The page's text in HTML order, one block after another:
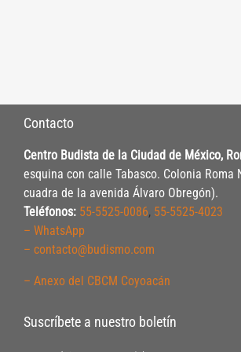
Contacto
Centro Budista de la Ciudad de México,
esquina con calle Tabasco. Colonia Roma
cuadra de la avenida Álvaro Obregón).
Teléfonos: 55-5525-0086, 55-5525-4023
– WhatsApp
– contacto@budismo.com
– Anexo del CBCM Coyoacán
Suscríbete a nuestro boletín